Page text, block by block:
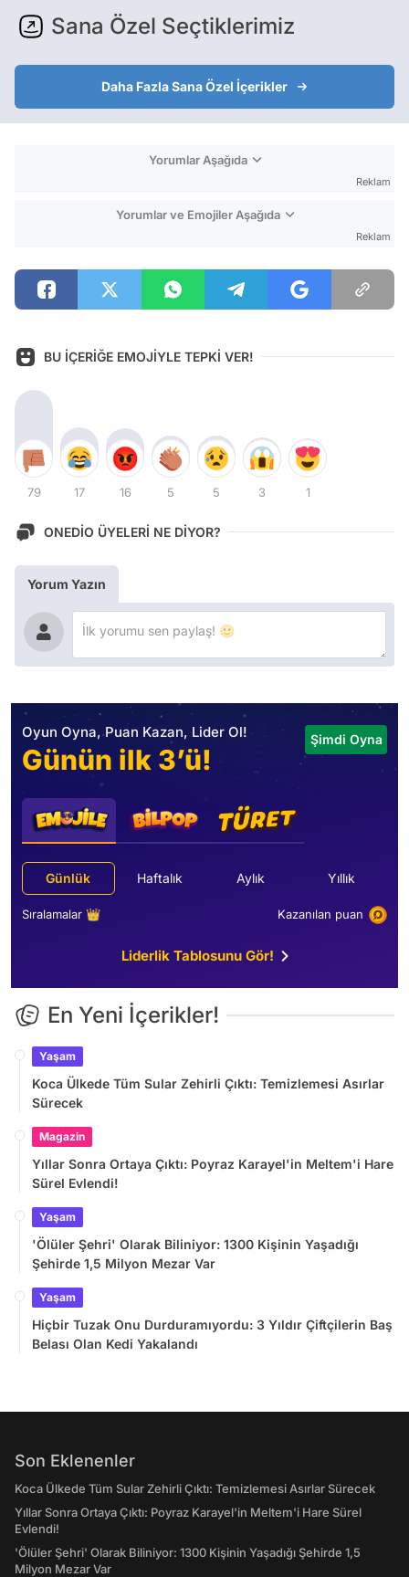
Sana Özel Seçtiklerimiz
Daha Fazla Sana Özel İçerikler
Yorumlar Aşağıda
Reklam
Yorumlar ve Emojiler Aşağıda
Reklam
BU İÇERİĞE EMOJİYLE TEPKİ VER!
79 17 16 5 5 3 1
ONEDİO ÜYELERİ NE DİYOR?
Yorum Yazın
Oyun Oyna, Puan Kazan, Lider Ol!
Günün ilk 3’ü!
Şimdi Oyna
Günlük Haftalık Aylık Yıllık
Sıralamalar 👑 Kazanılan puan
Liderlik Tablosunu Gör!
En Yeni İçerikler!
Yaşam
Koca Ülkede Tüm Sular Zehirli Çıktı: Temizlemesi Asırlar
Sürecek
Magazin
Yıllar Sonra Ortaya Çıktı: Poyraz Karayel'in Meltem'i Hare
Sürel Evlendi!
Yaşam
'Ölüler Şehri' Olarak Biliniyor: 1300 Kişinin Yaşadığı
Şehirde 1,5 Milyon Mezar Var
Yaşam
Hiçbir Tuzak Onu Durduramıyordu: 3 Yıldır Çiftçilerin Baş
Belası Olan Kedi Yakalandı
Son Eklenenler
Koca Ülkede Tüm Sular Zehirli Çıktı: Temizlemesi Asırlar Sürecek
Yıllar Sonra Ortaya Çıktı: Poyraz Karayel'in Meltem'i Hare Sürel
Evlendi!
'Ölüler Şehri' Olarak Biliniyor: 1300 Kişinin Yaşadığı Şehirde 1,5
Milyon Mezar Var